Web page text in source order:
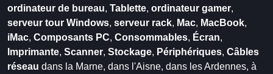
ordinateur de bureau, Tablette, ordinateur gamer,
serveur tour Windows, serveur rack, Mac, MacBook,
iMac, Composants PC, Consommables, Écran,
Imprimante, Scanner, Stockage, Périphériques, Câbles
réseau dans la Marne, dans l'Aisne, dans les Ardennes, à